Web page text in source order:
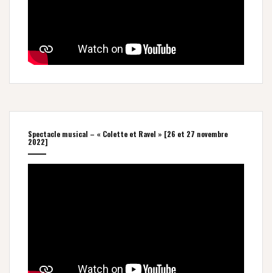
Spectacle musical – « Colette et Ravel » [26 et 27 novembre
2022]